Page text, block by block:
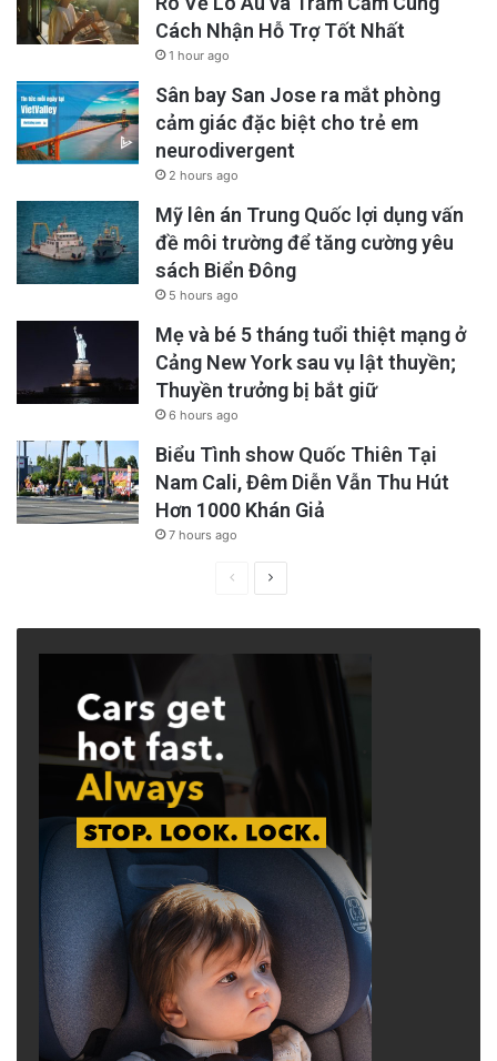
Cách Nhận Hỗ Trợ Tốt Nhất
1 hour ago
Sân bay San Jose ra mắt phòng
cảm giác đặc biệt cho trẻ em
neurodivergent
2 hours ago
Mỹ lên án Trung Quốc lợi dụng vấn
đề môi trường để tăng cường yêu
sách Biển Đông
5 hours ago
Mẹ và bé 5 tháng tuổi thiệt mạng ở
Cảng New York sau vụ lật thuyền;
Thuyền trưởng bị bắt giữ
6 hours ago
Biểu Tình show Quốc Thiên Tại
Nam Cali, Đêm Diễn Vẫn Thu Hút
Hơn 1000 Khán Giả
7 hours ago
PreviousNext